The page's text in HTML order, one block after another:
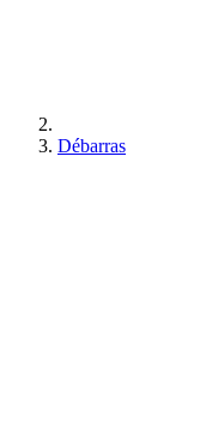
Débarras